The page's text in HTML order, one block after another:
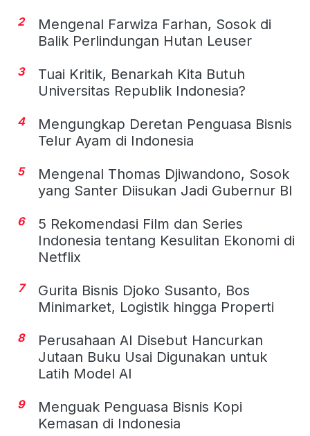
2
Mengenal Farwiza Farhan, Sosok di
Balik Perlindungan Hutan Leuser
3
Tuai Kritik, Benarkah Kita Butuh
Universitas Republik Indonesia?
4
Mengungkap Deretan Penguasa Bisnis
Telur Ayam di Indonesia
5
Mengenal Thomas Djiwandono, Sosok
yang Santer Diisukan Jadi Gubernur BI
6
5 Rekomendasi Film dan Series
Indonesia tentang Kesulitan Ekonomi di
Netflix
7
Gurita Bisnis Djoko Susanto, Bos
Minimarket, Logistik hingga Properti
8
Perusahaan AI Disebut Hancurkan
Jutaan Buku Usai Digunakan untuk
Latih Model AI
9
Menguak Penguasa Bisnis Kopi
Kemasan di Indonesia